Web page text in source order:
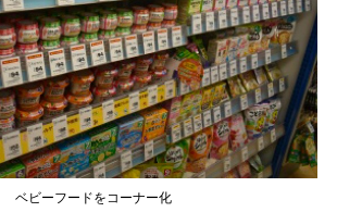
ベビーフードをコーナー化